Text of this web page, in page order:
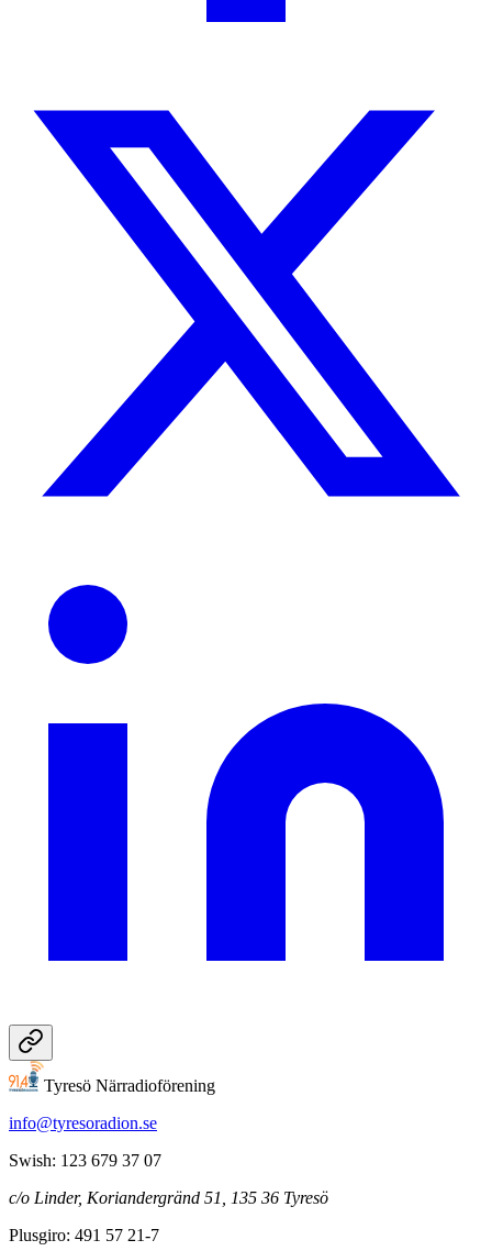
Tyresö Närradioförening
info@tyresoradion.se
Swish: 123 679 37 07
c/o Linder, Koriandergränd 51, 135 36 Tyresö
Plusgiro: 491 57 21-7